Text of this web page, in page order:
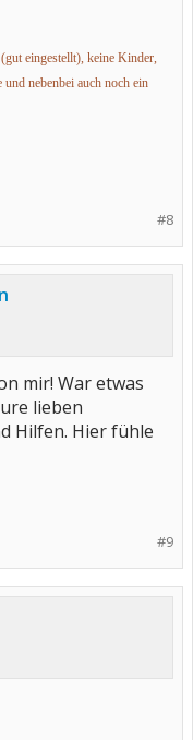
eingestellt), keine Kinder,
nebenbei auch noch ein
#8
mir! War etwas
lieben
Hilfen. Hier fühle
#9